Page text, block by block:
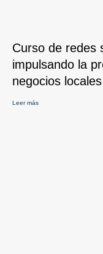
Curso de redes
impulsando la
negocios locales
Leer más